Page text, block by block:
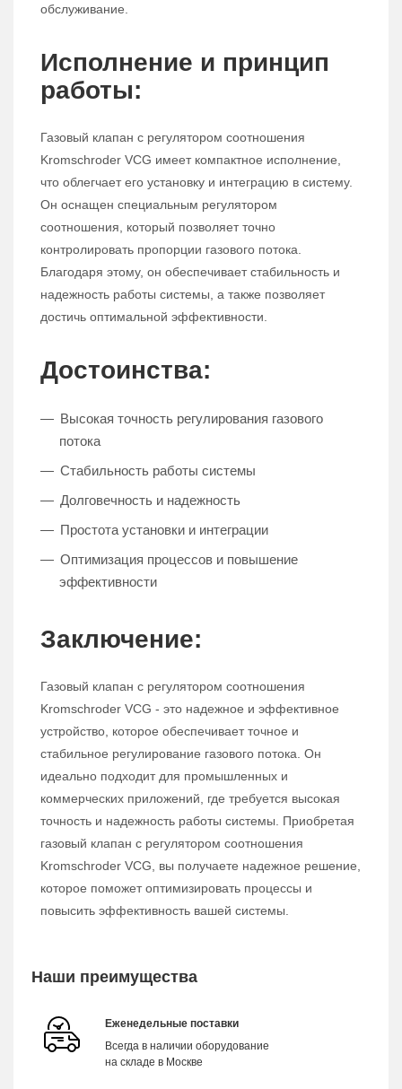
обслуживание.
Исполнение и принцип
работы:
Газовый клапан с регулятором соотношения
Kromschroder VCG имеет компактное исполнение,
что облегчает его установку и интеграцию в систему.
Он оснащен специальным регулятором
соотношения, который позволяет точно
контролировать пропорции газового потока.
Благодаря этому, он обеспечивает стабильность и
надежность работы системы, а также позволяет
достичь оптимальной эффективности.
Достоинства:
Высокая точность регулирования газового
потока
Стабильность работы системы
Долговечность и надежность
Простота установки и интеграции
Оптимизация процессов и повышение
эффективности
Заключение:
Газовый клапан с регулятором соотношения
Kromschroder VCG - это надежное и эффективное
устройство, которое обеспечивает точное и
стабильное регулирование газового потока. Он
идеально подходит для промышленных и
коммерческих приложений, где требуется высокая
точность и надежность работы системы. Приобретая
газовый клапан с регулятором соотношения
Kromschroder VCG, вы получаете надежное решение,
которое поможет оптимизировать процессы и
повысить эффективность вашей системы.
Наши преимущества
Еженедельные поставки
Всегда в наличии оборудование
на складе в Москве